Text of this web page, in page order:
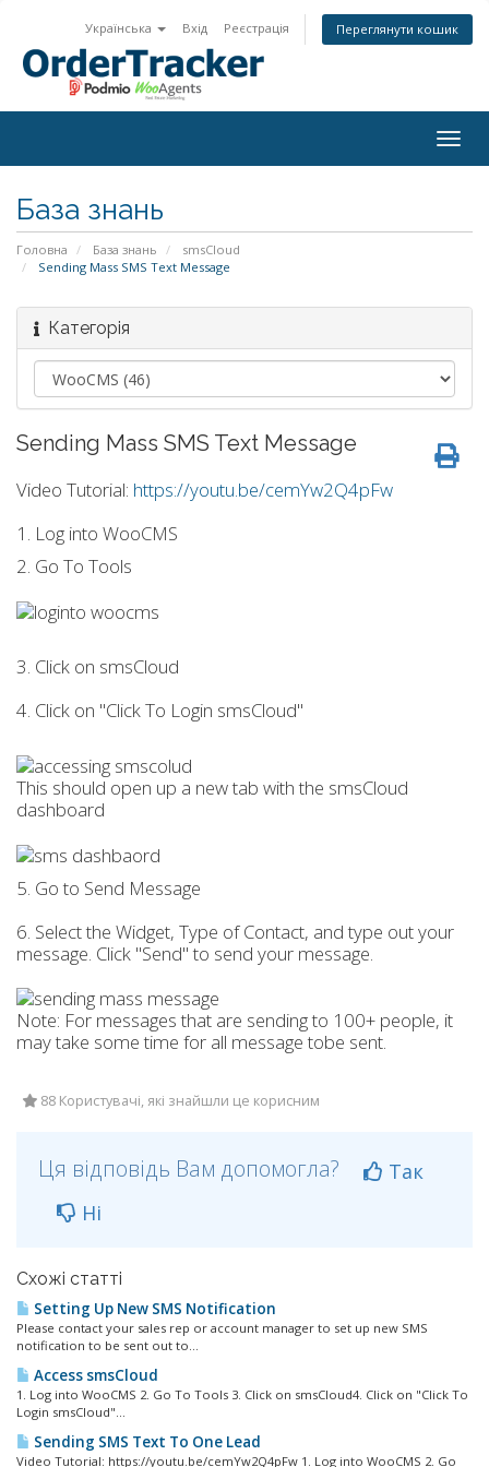
Українська Вхід Реєстрація Переглянути кошик
База знань
Головна База знань
smsCloud
Sending Mass SMS Text Message
Категорія
Sending Mass SMS Text Message
Video Tutorial: https://youtu.be/cemYw2Q4pFw
1. Log into WooCMS
2. Go To Tools
3. Click on smsCloud
4. Click on "Click To Login smsCloud"
This should open up a new tab with the smsCloud
dashboard
5. Go to Send Message
6. Select the Widget, Type of Contact, and type out your
message. Click "Send" to send your message.
Note: For messages that are sending to 100+ people, it
may take some time for all message tobe sent.
88 Користувачі, які знайшли це корисним
Ця відповідь Вам допомогла?
Так
Ні
Схожі статті
Setting Up New SMS Notification
Please contact your sales rep or account manager to set up new SMS
notification to be sent out to...
Access smsCloud
1. Log into WooCMS 2. Go To Tools 3. Click on smsCloud4. Click on "Click To
Login smsCloud"...
Sending SMS Text To One Lead
Video Tutorial: https://youtu.be/cemYw2Q4pFw 1. Log into WooCMS 2. Go